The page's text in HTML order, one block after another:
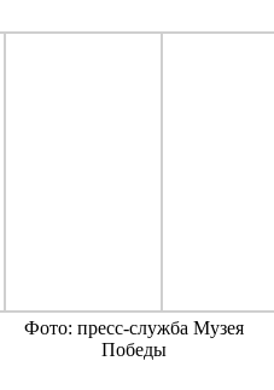
Фото: пресс-служба Музея
Победы